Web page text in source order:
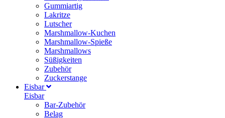
Gummiartig
Lakritze
Lutscher
Marshmallow-Kuchen
Marshmallow-Spieße
Marshmallows
Süßigkeiten
Zubehör
Zuckerstange
Eisbar
Eisbar
Bar-Zubehör
Belag